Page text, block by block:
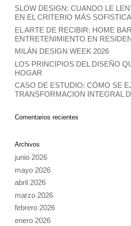
SLOW DESIGN: CUANDO LE
EN EL CRITERIO MÁS
EL ARTE DE RECIBIR: HOME
ENTRETENIMIENTO EN
MILÁN DESIGN WEEK 2026
LOS PRINCIPIOS DEL DISEÑO
HOGAR
CASO DE ESTUDIO: CÓMO SE
TRANSFORMACION INTEGRAL
Comentarios recientes
Archivos
junio 2026
mayo 2026
abril 2026
marzo 2026
febrero 2026
enero 2026